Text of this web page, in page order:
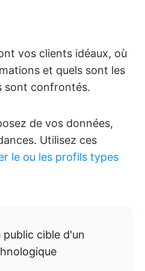
vos clients idéaux, où
et quels sont les
sont confrontés.
de vos données,
Utilisez ces
le ou les profils types
public cible d'un